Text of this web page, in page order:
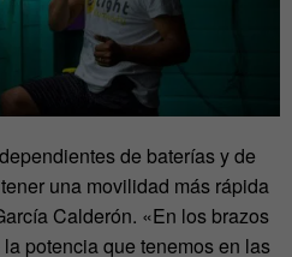
de baterías y de
una movilidad más rápida
Calderón. «En los brazos
potencia que tenemos en las